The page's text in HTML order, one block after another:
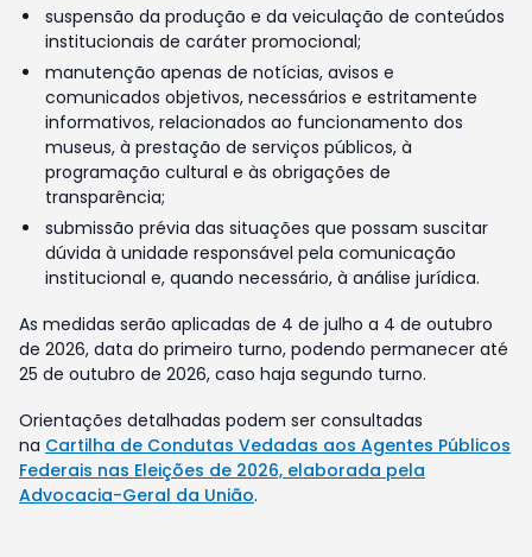
suspensão da produção e da veiculação de conteúdos
institucionais de caráter promocional;
manutenção apenas de notícias, avisos e
comunicados objetivos, necessários e estritamente
informativos, relacionados ao funcionamento dos
museus, à prestação de serviços públicos, à
programação cultural e às obrigações de
transparência;
submissão prévia das situações que possam suscitar
dúvida à unidade responsável pela comunicação
institucional e, quando necessário, à análise jurídica.
As medidas serão aplicadas de 4 de julho a 4 de outubro
de 2026, data do primeiro turno, podendo permanecer até
25 de outubro de 2026, caso haja segundo turno.
Orientações detalhadas podem ser consultadas
na Cartilha de Condutas Vedadas aos Agentes Públicos
Federais nas Eleições de 2026, elaborada pela
Advocacia-Geral da União.